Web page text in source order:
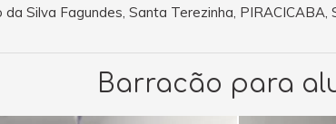
da Silva Fagundes, Santa Terezinha, PIRACICABA,
Barracão para